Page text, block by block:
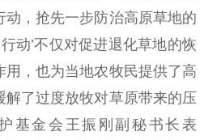
动，抢先一步防治高原草地的
动’不仅对促进退化草地的恢
用，也为当地农牧民提供了高
解了过度放牧对草原带来的压
基金 会王振刚副秘书长表